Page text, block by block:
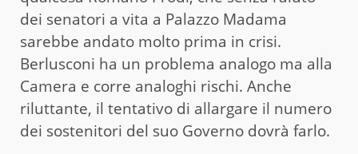
dei senatori a vita a Palazzo Madama
sarebbe andato molto prima in crisi.
Berlusconi ha un problema analogo ma alla
Camera e corre analoghi rischi. Anche
riluttante, il tentativo di allargare il numero
dei sostenitori del suo Governo dovrà farlo.